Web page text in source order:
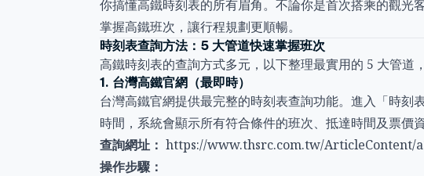
你搞懂高鐵時刻表的所有眉角。不論你是首次搭乘的觀光
掌握高鐵班次，讓行程規劃更順暢。
時刻表查詢方法：5 大管道快速掌握班次
高鐵時刻表的查詢方式多元，以下整理最實用的 5 大管道
1. 台灣高鐵官網（最即時）
台灣高鐵官網提供最完整的時刻表查詢功能。進入「時刻
時間，系統會顯示所有符合條件的班次、抵達時間及票價資
查詢網址： https://www.thsrc.com.tw/ArticleContent/
操作步驟：